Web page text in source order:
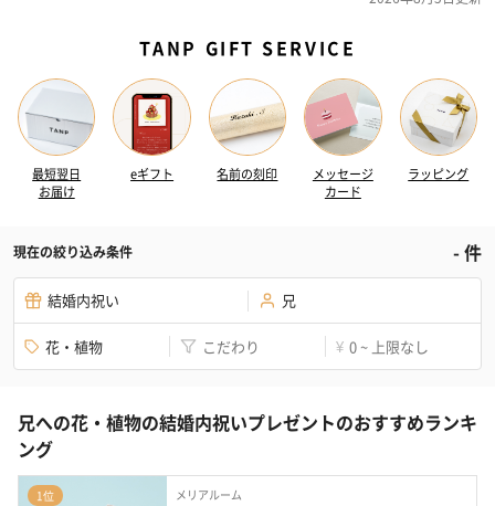
TANP GIFT SERVICE
最短翌日
お届け
eギフト 名前の刻印
メッセージ
カード
ラッピング
現在の絞り込み条件 -件
結婚内祝い 兄
花・植物 こだわり ¥ 0 ~ 上限なし
兄への花・植物の結婚内祝いプレゼントのおすすめランキ
ング
1位 メリアルーム